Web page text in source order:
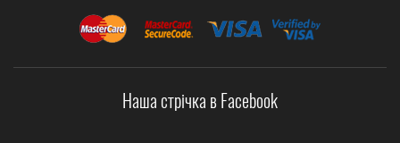
Наша стрічка в Facebook